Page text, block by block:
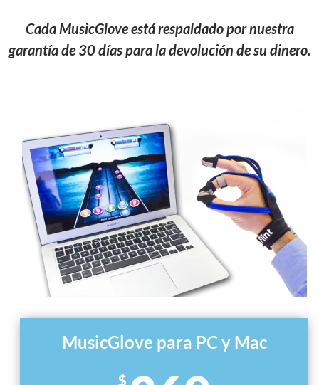
Cada MusicGlove está respaldado por nuestra
garantía de 30 días para la devolución de su dinero.
MusicGlove para PC y Mac
$